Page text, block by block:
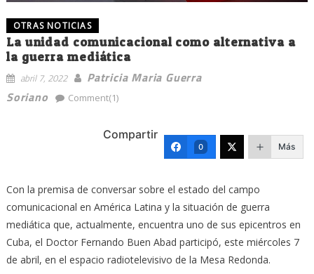
OTRAS NOTICIAS
La unidad comunicacional como alternativa a
la guerra mediática
abril 7, 2022
Patricia Maria Guerra
Soriano
Comment(1)
Compartir
0 Más
Con la premisa de conversar sobre el estado del campo
comunicacional en América Latina y la situación de guerra
mediática que, actualmente, encuentra uno de sus epicentros en
Cuba, el Doctor Fernando Buen Abad participó, este miércoles 7
de abril, en el espacio radiotelevisivo de la Mesa Redonda.